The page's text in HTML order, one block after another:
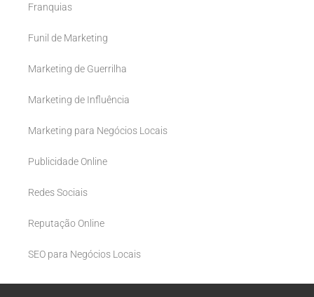
Franquias
Funil de Marketing
Marketing de Guerrilha
Marketing de Influência
Marketing para Negócios Locais
Publicidade Online
Redes Sociais
Reputação Online
SEO para Negócios Locais